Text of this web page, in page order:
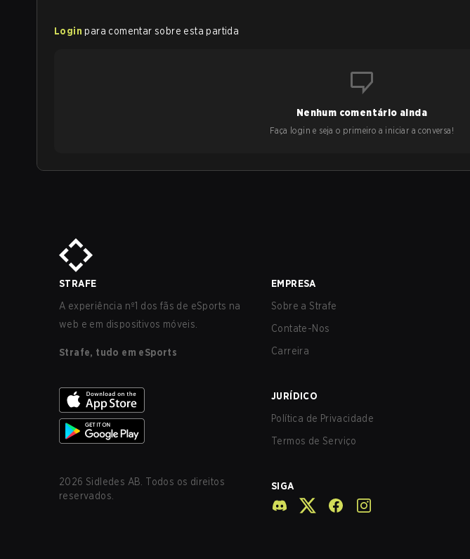
Login para comentar sobre esta partida
Nenhum comentário ainda
Faça login e seja o primeiro a iniciar a conversa!
STRAFE
A experiência nº1 dos fãs de eSports na
web e em dispositivos móveis.
Strafe, tudo em eSports
2026 Sidledes AB. Todos os direitos
reservados.
EMPRESA
Sobre a Strafe
Contate-Nos
Carreira
JURÍDICO
Política de Privacidade
Termos de Serviço
SIGA